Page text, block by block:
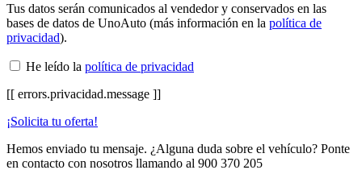
Tus datos serán comunicados al vendedor y conservados en las
bases de datos de UnoAuto (más información en la política de
privacidad).
He leído la política de privacidad
[[ errors.privacidad.message ]]
¡Solicita tu oferta!
Hemos enviado tu mensaje. ¿Alguna duda sobre el vehículo? Ponte
en contacto con nosotros llamando al 900 370 205